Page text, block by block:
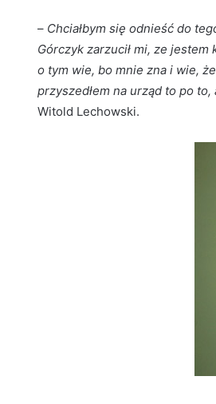
– Chciałbym się odnieść do
Górczyk zarzucił mi, ze jestem
o tym wie, bo mnie zna i wie,
przyszedłem na urząd to po
Witold Lechowski.